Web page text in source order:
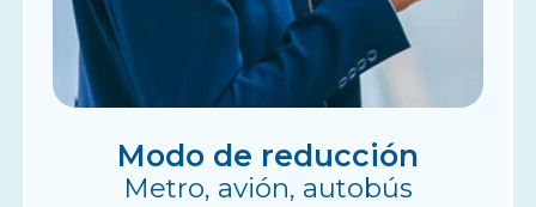
Modo de reducción
Metro, avión, autobús